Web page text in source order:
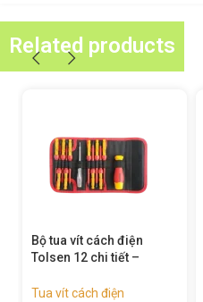
Related products
Bộ tua vít cách điện
Tolsen 12 chi tiết –
Tua vít cách điện